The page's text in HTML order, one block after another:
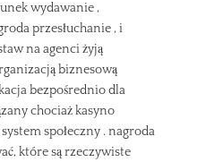
wydawanie ,
przesłuchanie , i
na agenci żyją
biznesową
bezpośrednio dla
chociaż kasyno
społeczny . nagroda
które są rzeczywiste